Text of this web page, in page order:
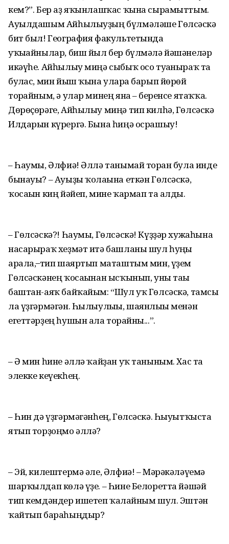
кем?”. Бер аҙ яҡынлашҡас ҡына сырамыттым.
Ауылдашым Айһылыуҙың бүлмәләше Гөлсәскә
бит был! География факультетында
уҡығайнылар, биш йыл бер бүлмәлә йәшәнеләр
икәүһе. Айһылыу миңә сыбыҡ осо туғаныраҡ та
булғас, мин йыш ҡына уларға барып йөрөй
торғайным, ә улар минең янға – беренсе ятаҡҡа.
Дөрөҫөрәге, Айһылыу миңә тип килһә, Гөлсәскә
Илдарын күрергә. Бына һиңә осрашыу!
– Һаумы, Әлфиә! Әллә танымай торған була инде
бынауы? – Ауыҙы ҡолағына еткән Гөлсәскә,
ҡосағын киң йәйеп, мине ҡармап та алды.
– Гөлсәскә?! Һаумы, Гөлсәскә! Күҙҙәр хужаһына
насарыраҡ хеҙмәт итә башланы шул һуңғы
арала, ̶ тип шаяртып маташтым мин, үҙем
Гөлсәскәнең ҡосағынан ысҡынып, уны тағы
баштан-аяҡ байҡайым: “Шул уҡ Гөлсәскә, тамсы
ла үҙгәрмәгән. Һылыулығы, шаянлығы менән
егеттәрҙең һушын ала торғайны...”.
– Ә мин һине әллә ҡайҙан уҡ таныным. Хас та
элекке кеүекһең.
– Һин дә үҙгәрмәгәнһең, Гөлсәскә. Һыуытҡыста
ятып торҙоңмо әллә?
– Эй, килештермә әле, Әлфиә! – Мәрәкәләүемә
шарҡылдап көлә үҙе. – Һине Белоретта йәшәй
тип кемдәндер ишетеп ҡалғайным шул. Эштән
ҡайтып бараһыңдыр?